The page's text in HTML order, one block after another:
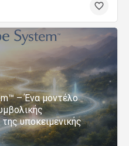
– Ένα μοντέλο
υποκειμενικής